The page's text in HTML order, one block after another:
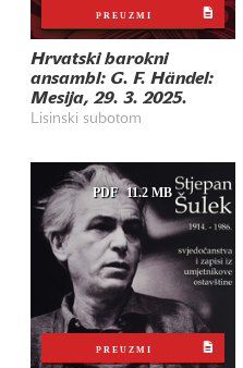
PREUZMI
Hrvatski barokni
ansambl: G. F. Händel:
Mesija, 29. 3. 2025.
Lisinski subotom
PDF 11.2 MB
PREUZMI